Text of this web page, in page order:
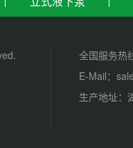
All Rights Reserved.
公司
号